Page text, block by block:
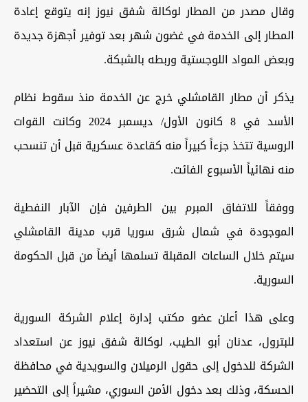
وقال مصدر من المطار لوكالة شفق نيوز إنه يتوقع إعادة
المطار إلى الخدمة في غضون شهر بعد توفير أجهزة جديدة
وبعض المواد اللوجستية وربطه بالشبكة.
يذكر أن مطار القامشلي خرج عن الخدمة منذ سقوط نظام
الأسد في 8 كانون الأول/ ديسمبر 2024 وكانت القوات
الروسية تتخذ جزءاً كبيراً منه كقاعدة عسكرية قبل أن تنسحب
منه نهائياً الأسبوع الفائت.
ووفقاً للاتفاق المبرم بين الطرفين فإن الآبار النفطية
الموجودة في شمال شرق سوريا قرب مدينة القامشلي
سيتم خلال الساعات المقبلة تسلمها أيضاً من قبل الحكومة
السورية.
وعلى هذا أعلن عضو مكتب إدارة إعلام الشركة السورية
للبترول، عدنان أبو الطيب، لوكالة شفق نيوز عن استعداد
الشركة للدخول إلى حقول الرميلان والسويدية في محافظة
الحسكة، وذلك بعد دخول الأمن السوري، مشيراً إلى التحضير